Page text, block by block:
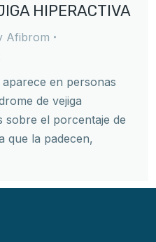
HIPERACTIVA
Afibrom
en personas
de vejiga
sobre el porcentaje de
que la padecen,